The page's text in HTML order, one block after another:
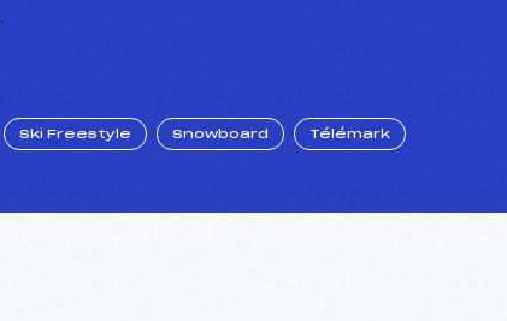
Ski Freestyle Snowboard Télémark